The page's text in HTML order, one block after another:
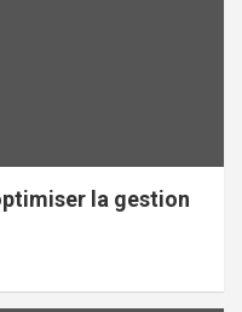
la gestion